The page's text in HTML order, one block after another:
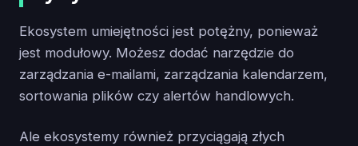
Ekosystem umiejętności jest potężny, ponieważ
jest modułowy. Możesz dodać narzędzie do
zarządzania e-mailami, zarządzania kalendarzem,
sortowania plików czy alertów handlowych.
Ale ekosystemy również przyciągają złych